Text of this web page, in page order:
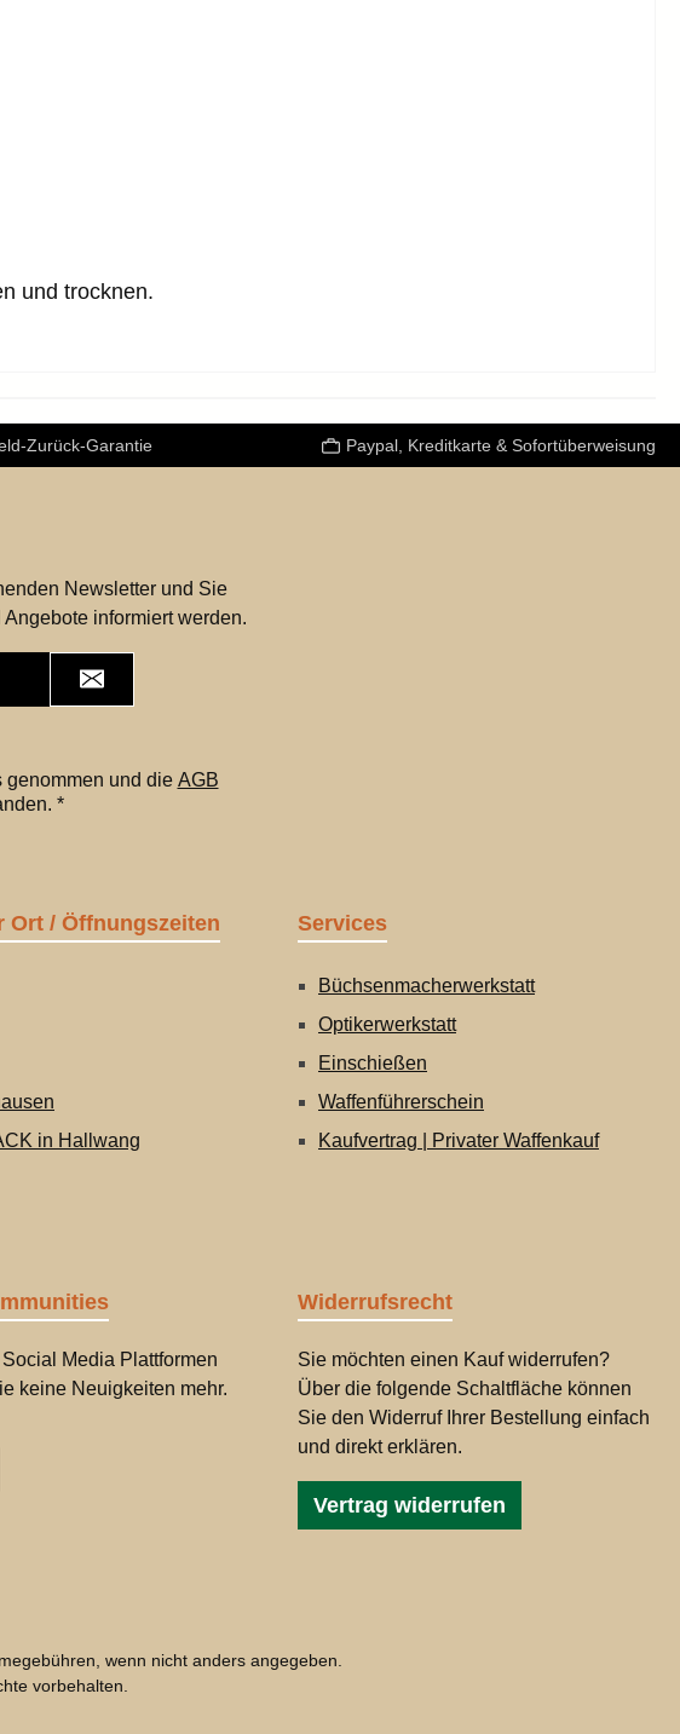
und trocknen.
Zurück-Garantie Paypal, Kreditkarte & Sofortüberweisung
Newsletter und Sie
informiert werden.
genommen und die AGB
*
Ort / Öffnungszeiten
in Hallwang
Services
Büchsenmacherwerkstatt
Optikerwerkstatt
Einschießen
Waffenführerschein
Kaufvertrag | Privater Waffenkauf
Media Plattformen
keine Neuigkeiten mehr.
Widerrufsrecht
Sie möchten einen Kauf widerrufen?
Über die folgende Schaltfläche können
Sie den Widerruf Ihrer Bestellung einfach
und direkt erklären.
Vertrag widerrufen
wenn nicht anders angegeben.
vorbehalten.